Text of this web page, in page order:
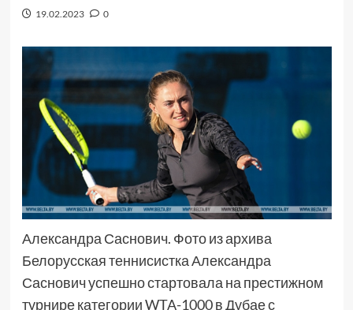
19.02.2023 0
Александра Саснович. Фото из архива
Белорусская теннисистка Александра
Саснович успешно стартовала на престижном
турнире категории WTA-1000 в Дубае с